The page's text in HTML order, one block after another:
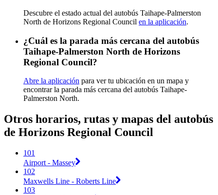
Descubre el estado actual del autobús Taihape-Palmerston
North de Horizons Regional Council en la aplicación.
¿Cuál es la parada más cercana del autobús
Taihape-Palmerston North de Horizons
Regional Council?
Abre la aplicación para ver tu ubicación en un mapa y
encontrar la parada más cercana del autobús Taihape-
Palmerston North.
Otros horarios, rutas y mapas del autobús
de Horizons Regional Council
101
Airport - Massey
102
Maxwells Line - Roberts Line
103